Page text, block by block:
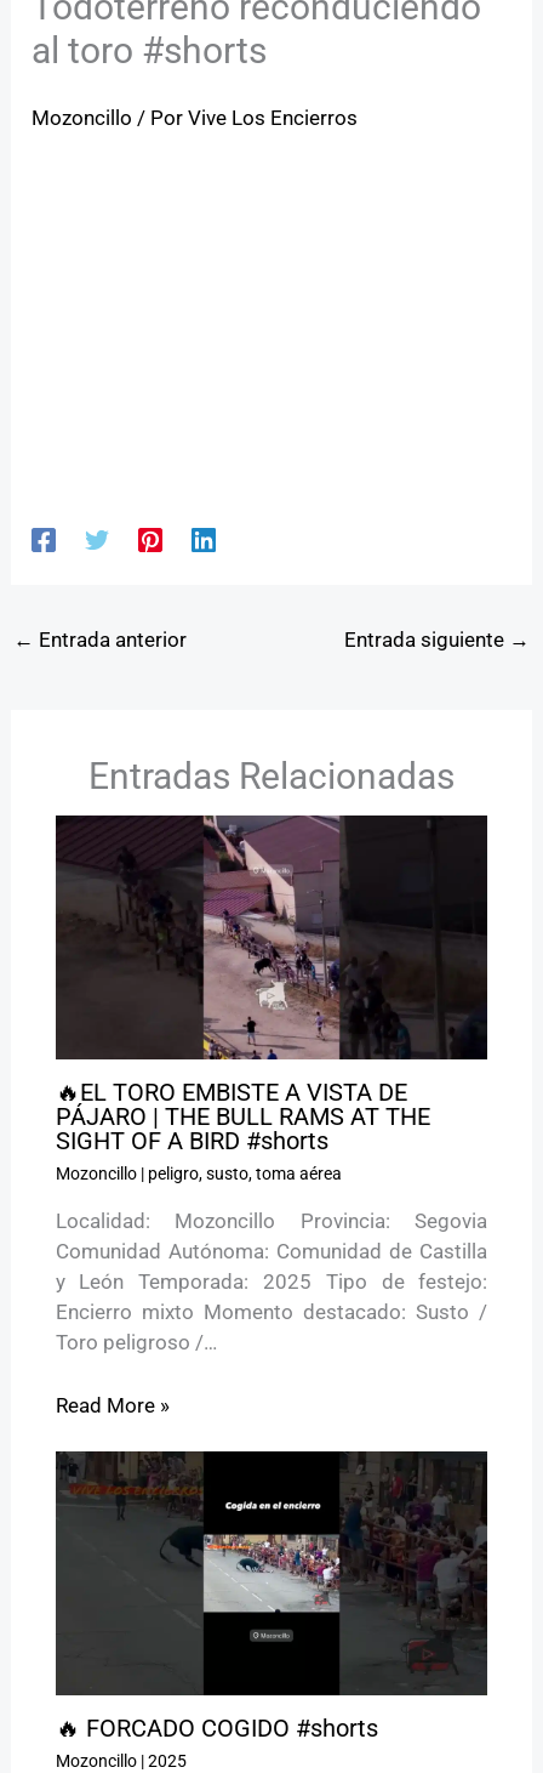
al toro #shorts
Mozoncillo / PorVive Los Encierros
← Entrada anterior Entrada siguiente →
Entradas Relacionadas
🔥EL TORO EMBISTE A VISTA DE
PÁJARO | THE BULL RAMS AT THE
SIGHT OF A BIRD #shorts
Mozoncillo| peligro,susto,toma aérea
Localidad: Mozoncillo Provincia: Segovia
Comunidad Autónoma: Comunidad de Castilla
y León Temporada: 2025 Tipo de festejo:
Encierro mixto Momento destacado: Susto /
Toro peligroso /…
Read More »
🔥 FORCADO COGIDO #shorts
Mozoncillo|2025